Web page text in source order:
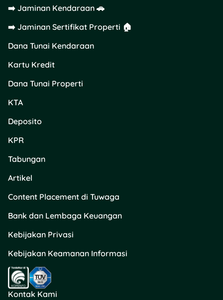
➡️ Jaminan Kendaraan 🚗
➡️ Jaminan Sertifikat Properti 🏠
Dana Tunai Kendaraan
Kartu Kredit
Dana Tunai Properti
KTA
Deposito
KPR
Tabungan
Artikel
Content Placement di Tuwaga
Bank dan Lembaga Keuangan
Kebijakan Privasi
Kebijakan Keamanan Informasi
Kontak Kami